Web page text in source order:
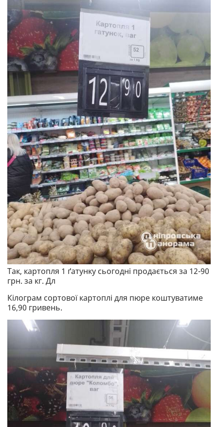
Так, картопля 1 ґатунку сьогодні продається за 12-90
грн. за кг. Дл
Кілограм сортової картоплі для пюре коштуватиме
16,90 гривень.